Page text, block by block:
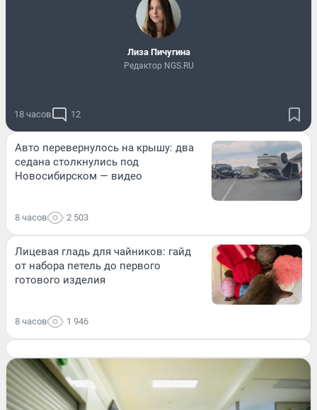
Лиза Пичугина
Редактор NGS.RU
18 часов 12
Авто перевернулось на крышу: два
седана столкнулись под
Новосибирском — видео
8 часов 2 503
Лицевая гладь для чайников: гайд
от набора петель до первого
готового изделия
8 часов 1 946